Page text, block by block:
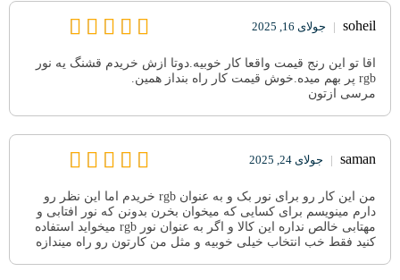
soheil
| جولای 16, 2025
اقا تو این رنج قیمت واقعا کار خوبیه.دوتا ازش خریدم قشنگ یه نور
rgb پر بهم میده.خوش قیمت کار راه بنداز همین.
مرسی ازتون
saman
| جولای 24, 2025
من این کار رو برای نور بک و به عنوان rgb خریدم اما این نظر رو
دارم مینویسم برای کسایی که میخوان بخرن بدونن که نور افتابی و
مهتابی خالص نداره این کالا و اگر به عنوان نور rgb میخواید استفاده
کنید فقط خب انتخاب خیلی خوبیه و مثل من کارتون رو راه میندازه